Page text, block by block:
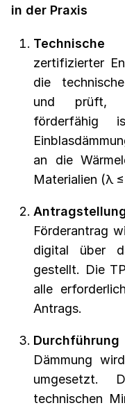
in der Praxis
Technische
zertifizierter
die
und prüft,
förderfähig
an die
Materialien (λ
Förderantrag
digital über
gestellt. Die
alle
Antrags.
Dämmung
umgesetzt.
technischen